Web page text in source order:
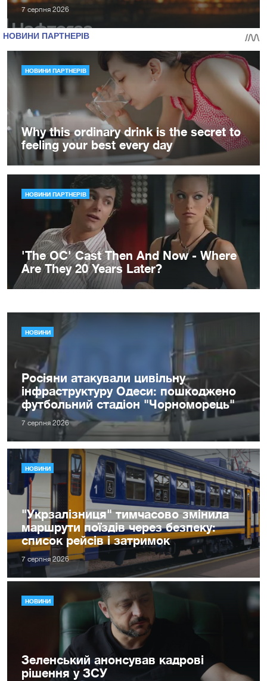
7 серпня 2026
НОВИНИ
Росіяни атакували цивільну
інфраструктуру Одеси: пошкоджено
футбольний стадіон "Чорноморець"
7 серпня 2026
НОВИНИ
"Укрзалізниця" тимчасово змінила
маршрути поїздів через безпеку:
список рейсів і затримок
7 серпня 2026
НОВИНИ
Зеленський анонсував кадрові
рішення у ЗСУ